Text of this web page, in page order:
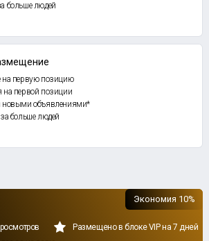
больше людей
на первую позицию
на первой позиции
новыми объявлениями*
больше людей
Размещено в блоке VIP на 7 дней
Экономия 10%